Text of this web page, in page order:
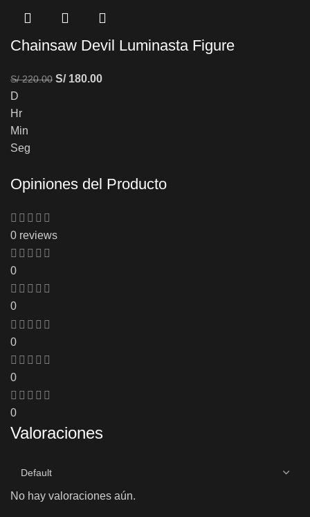
Chainsaw Devil Luminasta Figure
S/220.00 S/180.00
D
Hr
Min
Seg
Opiniones del Producto
0 reviews
0
0
0
0
0
Valoraciones
No hay valoraciones aún.